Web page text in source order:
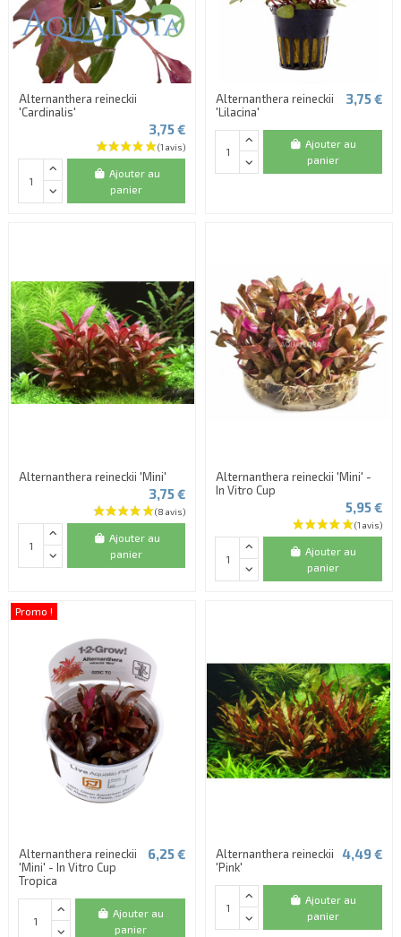
(2 avis)
Alternanthera reineckii
'Cardinalis'
3,75 €
Ajouter au
panier
Alternanthera reineckii
'Lilacina'
3,75 €
Ajouter au
panier
Alternanthera reineckii 'Mini'
3,75 €
Ajouter au
panier
Alternanthera reineckii 'Mini' -
In Vitro Cup
5,95 €
Ajouter au
panier
Promo !
Alternanthera reineckii
'Mini' - In Vitro Cup
Tropica
6,25 €
Ajouter au
panier
Alternanthera reineckii
'Pink'
4,49 €
Ajouter au
panier